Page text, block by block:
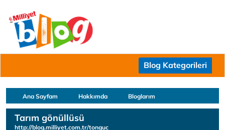
Blog Kategorileri
Ana Sayfam Hakkımda Bloglarım
Tarım gönüllüsü
http://blog.milliyet.com.tr/tonguc